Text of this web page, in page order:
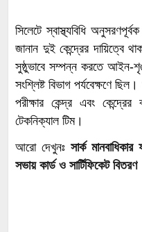
সিলেটে স্বাস্থ্যবিধি
জানান দুই কেন্দ্রের দায়িত্বে
সুষ্ঠুভাবে সম্পন্ন করতে আইন-
সংশ্লিষ্ট বিভাগ পর্যবেক্ষণে ছিল।
পরীক্ষার কেন্দ্র এবং
টেকনিক্যাল টিম।
আরো দেখুনঃ সার্ক
সভায় কার্ড ও সার্টিফিকেট বিতরণ